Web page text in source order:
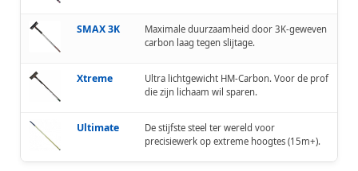
SMAX 3K
Maximale duurzaamheid door 3K-geweven
carbon laag tegen slijtage.
Xtreme
Ultra lichtgewicht HM-Carbon. Voor de prof
die zijn lichaam wil sparen.
Ultimate
De stijfste steel ter wereld voor
precisiewerk op extreme hoogtes (15m+).